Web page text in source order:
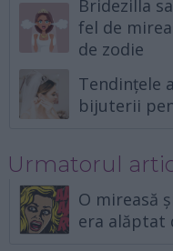
Bridezilla
fel de
de zodie
Tendințele
bijuterii
Urmatorul
O mireasă
era alăptat